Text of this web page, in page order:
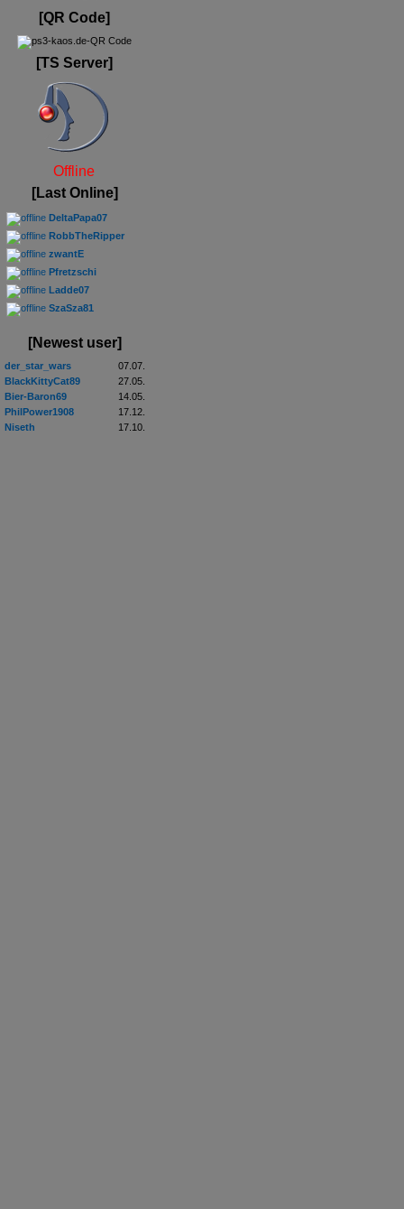
[QR Code]
[TS Server]
Offline
[Last Online]
DeltaPapa07
RobbTheRipper
zwantE
Pfretzschi
Ladde07
SzaSza81
[Newest user]
der_star_wars
07.07.
BlackKittyCat89
27.05.
Bier-Baron69
14.05.
PhilPower1908
17.12.
Niseth
17.10.